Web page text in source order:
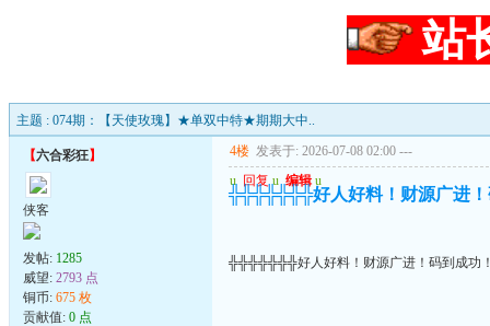
站
主题 : 074期：【天使玫瑰】★单双中特★期期大中..
【六合彩狂】
侠客
发帖: 1285
威望: 2793 点
铜币: 675 枚
贡献值: 0 点
4楼 发表于: 2026-07-08 02:00 ---
u 回复 u 编辑 u
╬╬╬╬╬╬╬好人好料！财源广进！
╬╬╬╬╬╬╬好人好料！财源广进！码到成功